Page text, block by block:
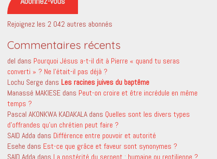
Rejoignez les 2 042 autres abonnés
Commentaires récents
del dans Pourquoi Jésus a-t-il dit à Pierre « quand tu seras
converti » ? Ne l’était-il pas déjà ?
Lochu Serge dans Les racines juives du baptême
Manassé MAKIESE dans Peut-on croire et être incrédule en même
temps ?
Pascal AKONKWA KADAKALA dans Quelles sont les divers types
d’offrandes qu’un chrétien peut faire ?
SAID Adda dans Différence entre pouvoir et autorité
Esehe dans Est-ce que grâce et faveur sont synonymes ?
SAID Adda dans La postérité du serpent ; humaine ou reptilienne ?